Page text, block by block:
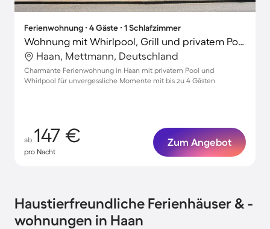
Ferienwohnung ∙ 4 Gäste ∙ 1 Schlafzimmer
Wohnung mit Whirlpool, Grill und privatem Pool | Stadtblick | Ideal für Homeoffice
Haan, Mettmann, Deutschland
Charmante Ferienwohnung in Haan mit privatem Pool und
Whirlpool für unvergessliche Momente mit bis zu 4 Gästen
ab 147 €
pro Nacht
Zum Angebot
Haustierfreundliche Ferienhäuser & -
wohnungen in Haan